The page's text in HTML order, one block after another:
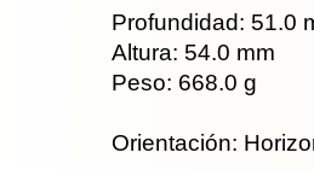
Profundidad: 51.0
Altura: 54.0 mm
Peso: 668.0 g
Orientación: